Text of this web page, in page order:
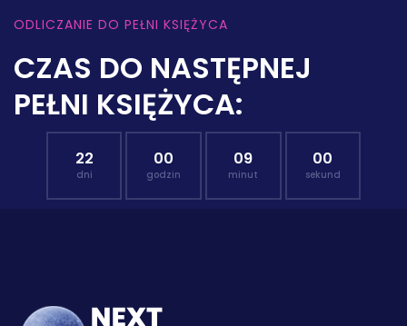
ODLICZANIE DO PEŁNI KSIĘŻYCA
CZAS DO NASTĘPNEJ
PEŁNI KSIĘŻYCA:
22
dni
00
godzin
08
minut
59
sekund